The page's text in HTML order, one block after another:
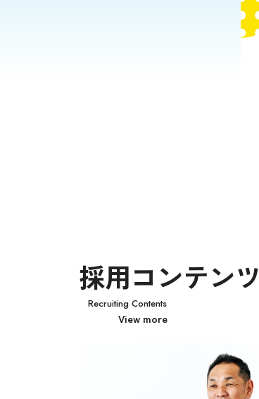
採用コンテンツ
Recruiting Contents
View more